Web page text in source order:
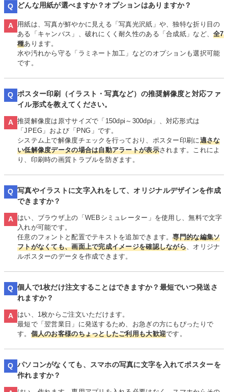
Q どんな用紙が選べますか？オプションはありますか？
A 用紙は、写真が鮮やかに見える「写真光沢紙」や、独特な折り目の
ある「キャンバス」、破れにくく耐久性のある「合成紙」など、全7
種あります。
水や汚れから守る「ラミネート加工」などのオプションも選択可能
です。
Q ポスター印刷（イラスト・写真など）の推奨解像度と対応ファ
イル形式を教えてください。
A 推奨解像度は原寸サイズで「150dpi～300dpi」、対応形式は
「JPEG」および「PNG」です。
システム上で解像度チェックを行っており、ポスター印刷に 適さな
い低解像度データの場合は自動アラートが表示されます。これによ
り、印刷時の画質トラブルを防ぎます。
Q 写真やイラストに文字入れをして、オリジナルデザインを作成
できますか？
A はい、ブラウザ上の「WEBシミュレーター」を使用し、無料で文字
入れが可能です。
任意のフォントと配置でテキストを追加できます。専門的な編集ソ
フトがなくても、画面上で完成イメージを確認しながら 、オリジナ
ルポスターのデータを作成できます。
Q 個人で1枚だけ注文することはできますか？最短でいつ発送さ
れますか？
A はい、1枚からご注文いただけます。
最短で「翌営業日」に発送するため、お急ぎの方にもぴったりで
す。 個人のお客様のちょっとしたご利用も大歓迎です。
Q パソコンがなくても、スマホの写真に文字を入れてポスターを
作れますか？